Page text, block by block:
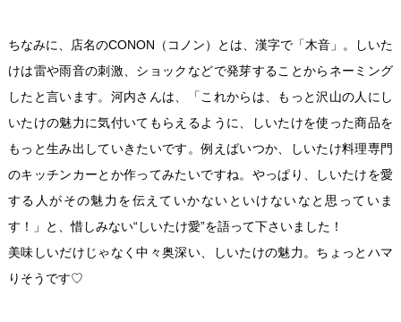
ちなみに、店名のCONON（コノン）とは、漢字で「木音」。しいた
けは雷や雨音の刺激、ショックなどで発芽することからネーミング
したと言います。河内さんは、「これからは、もっと沢山の人にし
いたけの魅力に気付いてもらえるように、しいたけを使った商品を
もっと生み出していきたいです。例えばいつか、しいたけ料理専門
のキッチンカーとか作ってみたいですね。やっぱり、しいたけを愛
する人がその魅力を伝えていかないといけないなと思っていま
す！」と、惜しみない“しいたけ愛”を語って下さいました！
美味しいだけじゃなく中々奥深い、しいたけの魅力。ちょっとハマ
りそうです♡